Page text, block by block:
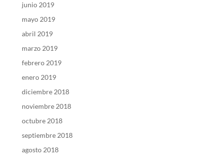
junio 2019
mayo 2019
abril 2019
marzo 2019
febrero 2019
enero 2019
diciembre 2018
noviembre 2018
octubre 2018
septiembre 2018
agosto 2018